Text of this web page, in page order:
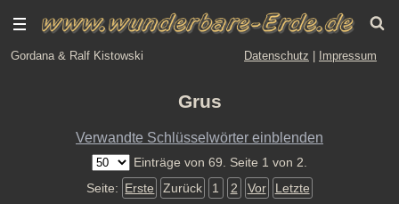
Gordana & Ralf Kistowski Datenschutz Impressum
Grus
Verwandte Schlüsselwörter einblenden
Einträge von 69. Seite 1 von 2.
Seite: Erste Zurück 1 2 Vor Letzte